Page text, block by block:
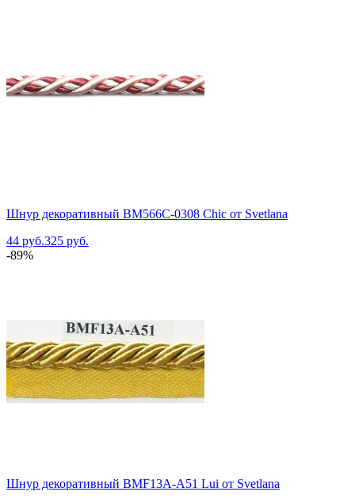
Шнур декоративный BM566C-0308 Chic от Svetlana
44 руб.325 руб.
-89%
Шнур декоративный BMF13A-A51 Lui от Svetlana